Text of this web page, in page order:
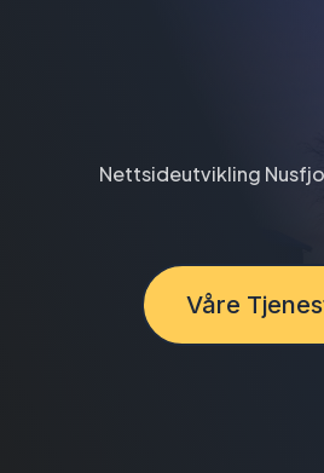
Nettsideutvikling
Våre